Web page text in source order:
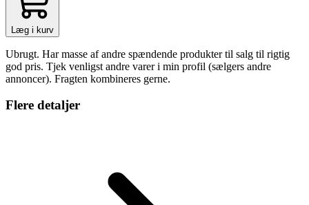
Læg i kurv
Ubrugt. Har masse af andre spændende produkter til salg til rigtig
god pris. Tjek venligst andre varer i min profil (sælgers andre
annoncer). Fragten kombineres gerne.
Flere detaljer